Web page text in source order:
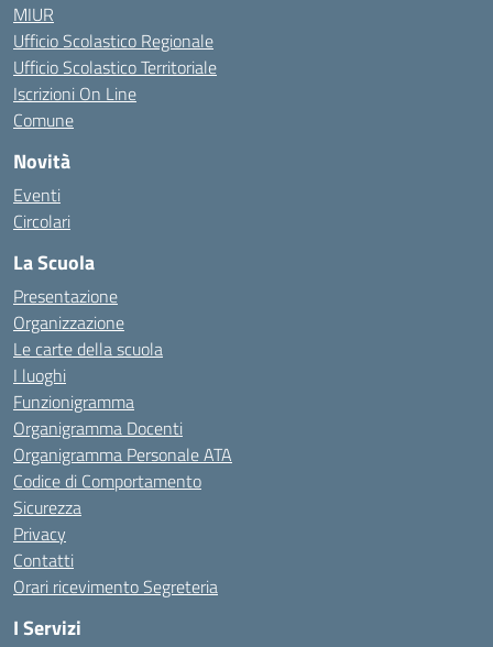
MIUR
Ufficio Scolastico Regionale
Ufficio Scolastico Territoriale
Iscrizioni On Line
Comune
Novità
Eventi
Circolari
La Scuola
Presentazione
Organizzazione
Le carte della scuola
I luoghi
Funzionigramma
Organigramma Docenti
Organigramma Personale ATA
Codice di Comportamento
Sicurezza
Privacy
Contatti
Orari ricevimento Segreteria
I Servizi